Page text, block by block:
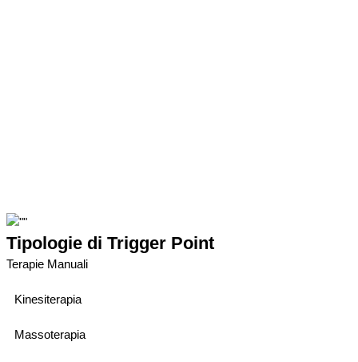
Tipologie di Trigger Point
Terapie Manuali
Kinesiterapia
Massoterapia